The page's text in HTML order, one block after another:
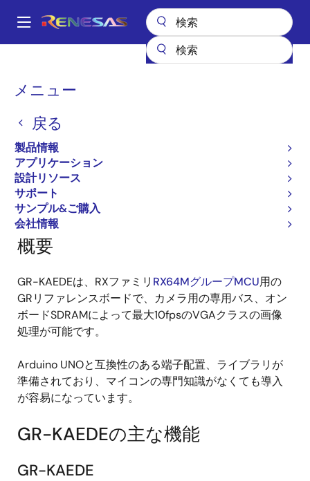
ン
Main
メニュー
戻る
製品情報
アプリケーション
設計リソース
サポート
サンプル&ご購入
会社情報
パ
く
ず
ガジェットルネサス
ガジェットルネサス
GR-KAEDE
ページセクションへ移動：
概要
GR-KAEDEは、RXファミリ RX64MグループMCU用の
GRリファレンスボードで、カメラ用の専用バス、オン
ボードSDRAMによって最大10fpsのVGAクラスの画像
処理が可能です。
Arduino UNOと互換性のある端子配置、ライブラリが
準備されており、マイコンの専門知識がなくても導入
が容易になっています。
GR-KAEDEの主な機能
GR-KAEDE